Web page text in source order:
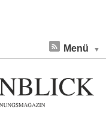
Menü